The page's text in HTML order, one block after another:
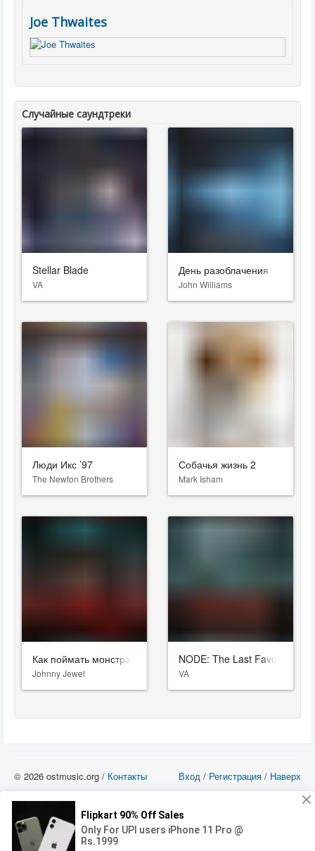
Joe Thwaites
Случайные саундтреки
Stellar Blade
VA
День разоблачения
John Williams
Люди Икс ’97
The Newton Brothers
Собачья жизнь 2
Mark Isham
Как поймать монстра
Johnny Jewel
NODE: The Last Favor of the
VA
Вход / Регистрация / Наверх
© 2026 ostmusic.org / Контакты
можете использовать такие материалы только в том в случае, если
использование производится с ознакомительными целями - для прочих целей
вы должны приобрести лицензионную запись.